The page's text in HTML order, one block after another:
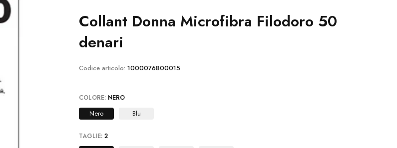
Collant Donna Microfibra Filodoro 50
denari
Codice articolo: 1000076800015
COLORE: NERO
Nero Blu
TAGLIE: 2